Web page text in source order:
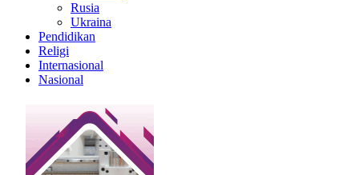
Rusia
Ukraina
Pendidikan
Religi
Internasional
Nasional